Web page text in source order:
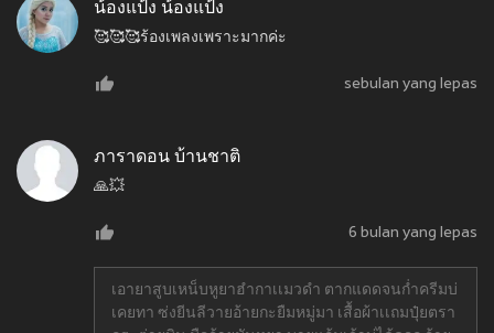
น้องแป้ง น้องแป้ง
🥰🥰🥰ร้องเพลงเพราะมากค่ะ
sebulan yang lepas
ภาราดอน บ้านชาติ
🙏💥
6 bulan yang lepas
เอายาสูบเหน็บหูยาฮำกาเเมวดำ ตากแดดจนก่ำครีมบ่
เคยทา ซ่งยีนลีวายอ้ายกะยืมหมู่มา เสื้อผ้าเเถมปุ๋ยตรา